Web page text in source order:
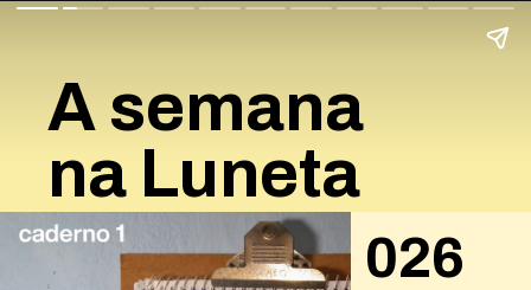
A semana
na Luneta
026